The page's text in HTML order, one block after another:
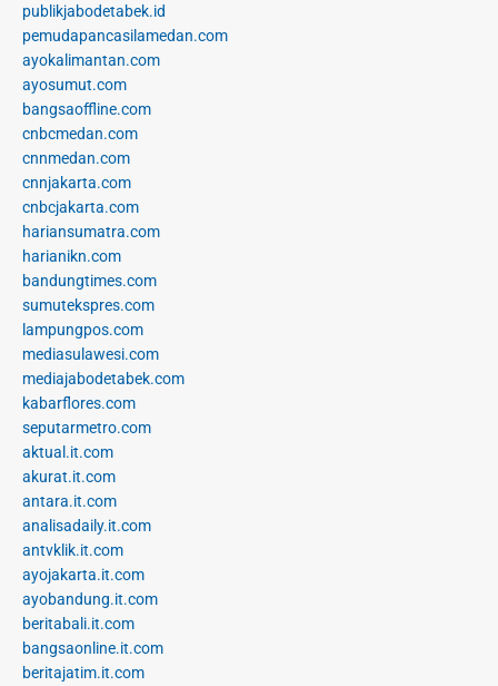
publikjabodetabek.id
pemudapancasilamedan.com
ayokalimantan.com
ayosumut.com
bangsaoffline.com
cnbcmedan.com
cnnmedan.com
cnnjakarta.com
cnbcjakarta.com
hariansumatra.com
harianikn.com
bandungtimes.com
sumutekspres.com
lampungpos.com
mediasulawesi.com
mediajabodetabek.com
kabarflores.com
seputarmetro.com
aktual.it.com
akurat.it.com
antara.it.com
analisadaily.it.com
antvklik.it.com
ayojakarta.it.com
ayobandung.it.com
beritabali.it.com
bangsaonline.it.com
beritajatim.it.com